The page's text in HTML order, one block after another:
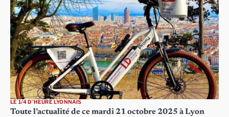
LE 1/4 D'HEURE LYONNAIS
Toute l’actualité de ce mardi 21 octobre 2025 à Lyon